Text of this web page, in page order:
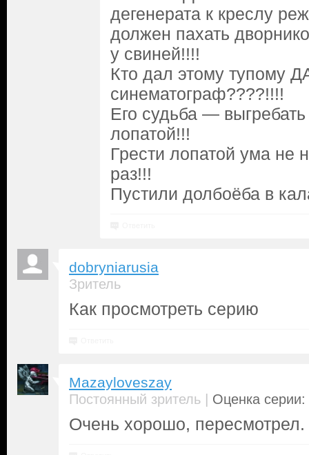
дегенерата к креслу
должен пахать
у свиней!!!!
Кто дал этому тупому
синематограф????!!!!
Его судьба —
лопатой!!!
Грести лопатой ума не
раз!!!
Пустили долбоёба в
dobryniarusia
Зритель
Как просмотреть серию
Mazayloveszay
Постоянный зритель | Оценка серии:
Очень хорошо, пересмотрел.